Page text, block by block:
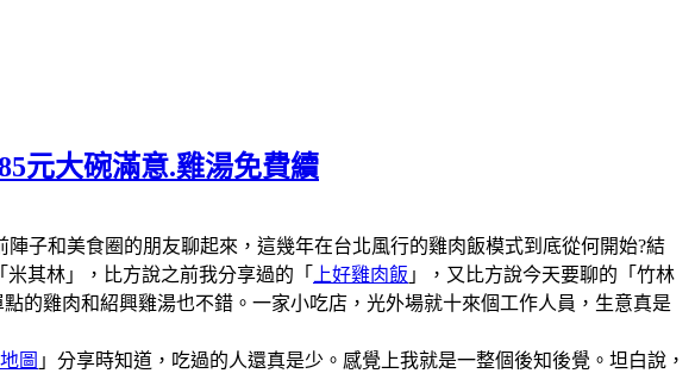
元大碗滿意.雞湯免費續
陣子和美食圈的朋友聊起來，這幾年在台北風行的雞肉飯模式到底從何開始?結
其林」，比方說之前我分享過的「
上好雞肉飯 」，又比方說今天要聊的「竹林
的雞肉和紹興雞湯也不錯。一家小吃店，光外場就十來個工作人員，生意真是
圖 」分享時知道，吃過的人還真是少。感覺上我就是一整個後知後覺。坦白說，